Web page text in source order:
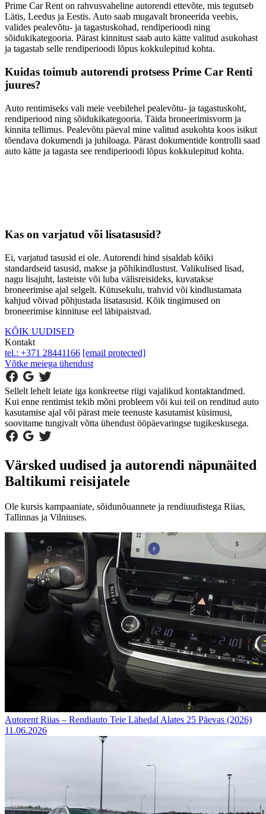
Prime Car Rent on rahvusvaheline autorendi ettevõte, mis tegutseb
Lätis, Leedus ja Eestis. Auto saab mugavalt broneerida veebis,
valides pealevõtu- ja tagastuskohad, rendiperioodi ning
sõidukikategooria. Pärast kinnitust saab auto kätte valitud asukohast
ja tagastab selle rendiperioodi lõpus kokkulepitud kohta.
Kuidas toimub autorendi protsess Prime Car Renti
juures?
Auto rentimiseks vali meie veebilehel pealevõtu- ja tagastuskoht,
rendiperiood ning sõidukikategooria. Täida broneerimisvorm ja
kinnita tellimus. Pealevõtu päeval mine valitud asukohta koos isikut
tõendava dokumendi ja juhiloaga. Pärast dokumentide kontrolli saad
auto kätte ja tagasta see rendiperioodi lõpus kokkulepitud kohta.
Kas on varjatud või lisatasusid?
Ei, varjatud tasusid ei ole. Autorendi hind sisaldab kõiki
standardseid tasusid, makse ja põhikindlustust. Valikulised lisad,
nagu lisajuht, lasteiste või luba välisreisideks, kuvatakse
broneerimise ajal selgelt. Kütusekulu, trahvid või kindlustamata
kahjud võivad põhjustada lisatasusid. Kõik tingimused on
broneerimise kinnituse eel läbipaistvad.
KÕIK UUDISED
Kontakt
tel.: +371 28441166 [email protected]
Võtke meiega ühendust
Sellelt lehelt leiate iga konkreetse riigi vajalikud kontaktandmed.
Kui enne rentimist tekib mõni probleem või kui teil on renditud auto
kasutamise ajal või pärast meie teenuste kasutamist küsimusi,
soovitame tungivalt võtta ühendust ööpäevaringse tugikeskusega.
Värsked uudised ja autorendi näpunäited
Baltikumi reisijatele
Ole kursis kampaaniate, sõidunõuannete ja rendiuudistega Riias,
Tallinnas ja Vilniuses.
Autorent Riias – Rendiauto Teie Lähedal Alates 25 Päevas (2026)
11.06.2026